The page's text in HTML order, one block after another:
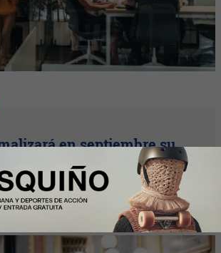
en septiembre su
para acoger una
europea de IA